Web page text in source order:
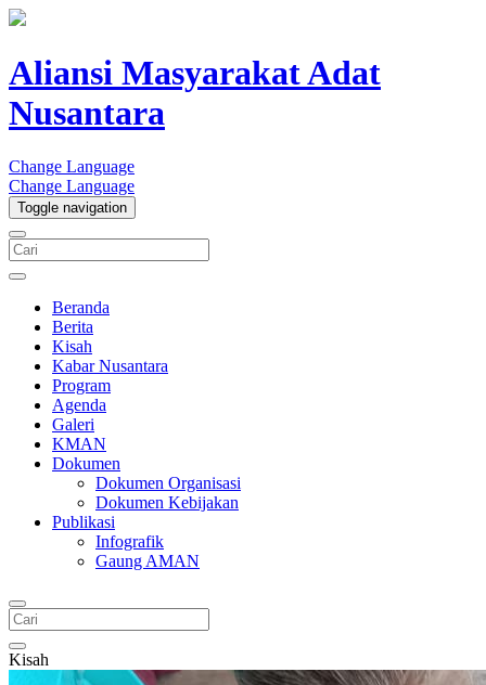
Aliansi Masyarakat Adat
Nusantara
Change Language
Change Language
Toggle navigation
Beranda
Berita
Kisah
Kabar Nusantara
Program
Agenda
Galeri
KMAN
Dokumen
Dokumen Organisasi
Dokumen Kebijakan
Publikasi
Infografik
Gaung AMAN
Kisah